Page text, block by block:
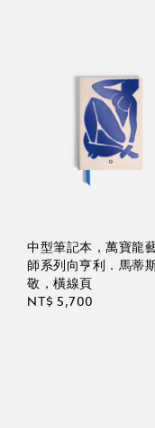
中型筆記本，萬寶龍
師系列向亨利．馬蒂
敬，橫線頁
NT$ 5,700